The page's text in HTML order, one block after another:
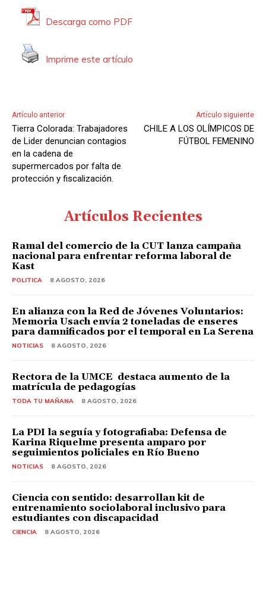
Descarga como PDF
Imprime este artículo
Artículo anterior
Tierra Colorada: Trabajadores
de Lider denuncian contagios
en la cadena de
supermercados por falta de
protección y fiscalización.
Artículo siguiente
CHILE A LOS OLÍMPICOS DE
FÚTBOL FEMENINO
Artículos Recientes
Ramal del comercio de la CUT lanza campaña
nacional para enfrentar reforma laboral de
Kast
POLITICA 8 AGOSTO, 2026
En alianza con la Red de Jóvenes Voluntarios:
Memoria Usach envía 2 toneladas de enseres
para damnificados por el temporal en La Serena
NOTICIAS 8 AGOSTO, 2026
Rectora de la UMCE destaca aumento de la
matrícula de pedagogías
TODA TU MAÑANA 8 AGOSTO, 2026
La PDI la seguía y fotografiaba: Defensa de
Karina Riquelme presenta amparo por
seguimientos policiales en Río Bueno
NOTICIAS 8 AGOSTO, 2026
Ciencia con sentido: desarrollan kit de
entrenamiento sociolaboral inclusivo para
estudiantes con discapacidad
CIENCIA 8 AGOSTO, 2026